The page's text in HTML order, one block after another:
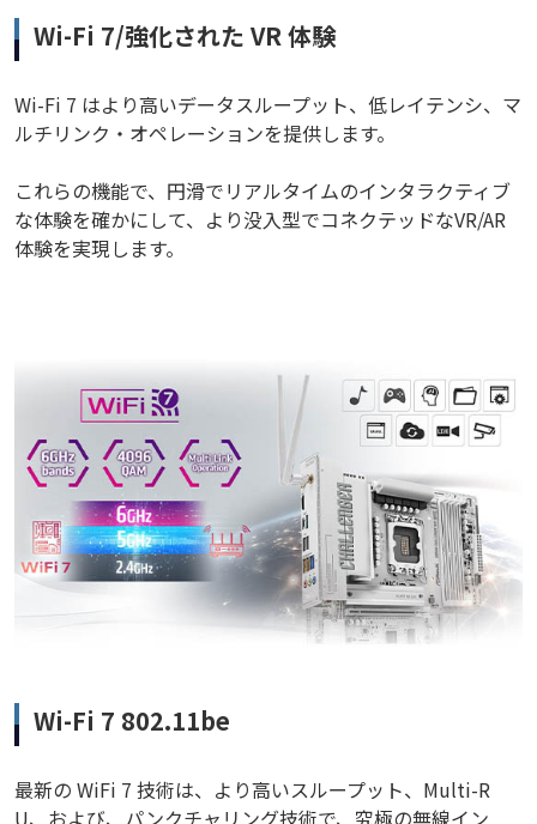
Wi-Fi 7/強化された VR 体験
Wi-Fi 7 はより高いデータスループット、低レイテンシ、マ
ルチリンク・オペレーションを提供します。
これらの機能で、円滑でリアルタイムのインタラクティブ
な体験を確かにして、より没入型でコネクテッドなVR/AR
体験を実現します。
Wi-Fi 7 802.11be
最新の WiFi 7 技術は、より高いスループット、Multi-R
U、および、パンクチャリング技術で、究極の無線イン